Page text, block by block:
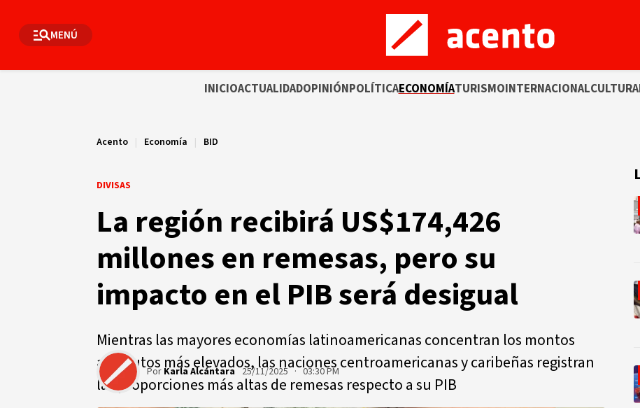
MENÚ
INICIOACTUALIDADOPINIÓNPOLÍTICAECONOMÍATURISMOINTERNACIONALCULTURA
Acento | Economía | BID
DIVISAS
La región recibirá US$174,426
millones en remesas, pero su
impacto en el PIB será desigual
Mientras las mayores economías latinoamericanas concentran los montos
absolutos más elevados, las naciones centroamericanas y caribeñas registran
las proporciones más altas de remesas respecto a su PIB
Por Karla Alcántara 25/11/2025 · 03:30 PM